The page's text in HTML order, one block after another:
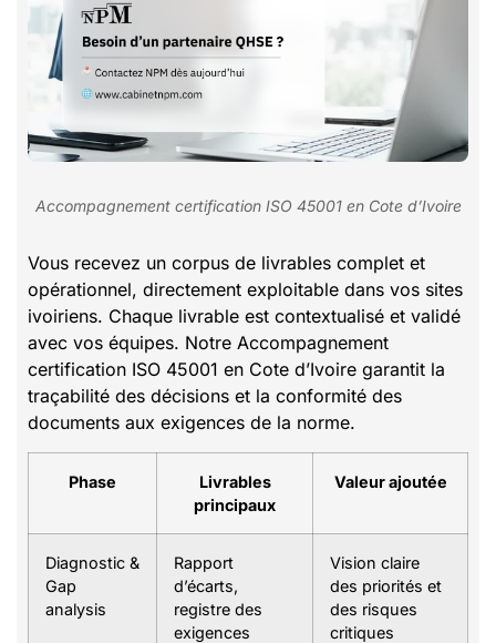
Accompagnement certification ISO 45001 en Cote d’Ivoire
Vous recevez un corpus de livrables complet et
opérationnel, directement exploitable dans vos sites
ivoiriens. Chaque livrable est contextualisé et validé
avec vos équipes. Notre Accompagnement
certification ISO 45001 en Cote d’Ivoire garantit la
traçabilité des décisions et la conformité des
documents aux exigences de la norme.
Phase
Livrables
principaux
Valeur ajoutée
Diagnostic &
Gap
analysis
Rapport
d’écarts,
registre des
exigences
Vision claire
des priorités et
des risques
critiques